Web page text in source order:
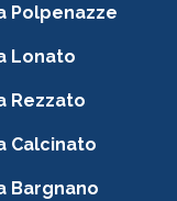
Polpenazze
Lonato
Rezzato
Calcinato
Bargnano